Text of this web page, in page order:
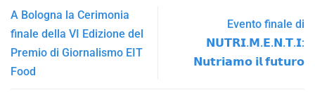
A Bologna la Cerimonia
finale della VI Edizione del
Premio di Giornalismo EIT
Food
Evento finale di
𝗡𝗨𝗧𝗥𝗜.𝗠.𝗘.𝗡.𝗧.𝗜:
𝗡𝘂𝘁𝗿𝗶𝗮𝗺𝗼 𝗶𝗹 𝗳𝘂𝘁𝘂𝗿𝗼